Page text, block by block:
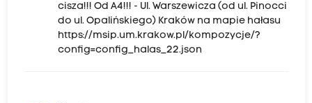
cisza!!! Od A4!!! - Ul. Warszewicza (od ul. Pinocci
do ul. Opalińskiego) Kraków na mapie hałasu
https://msip.um.krakow.pl/kompozycje/?
config=config_halas_22.json